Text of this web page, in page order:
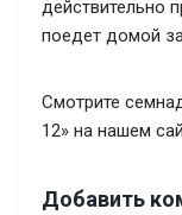
действительно
поедет домой
Смотрите
12» на нашем
Добавить